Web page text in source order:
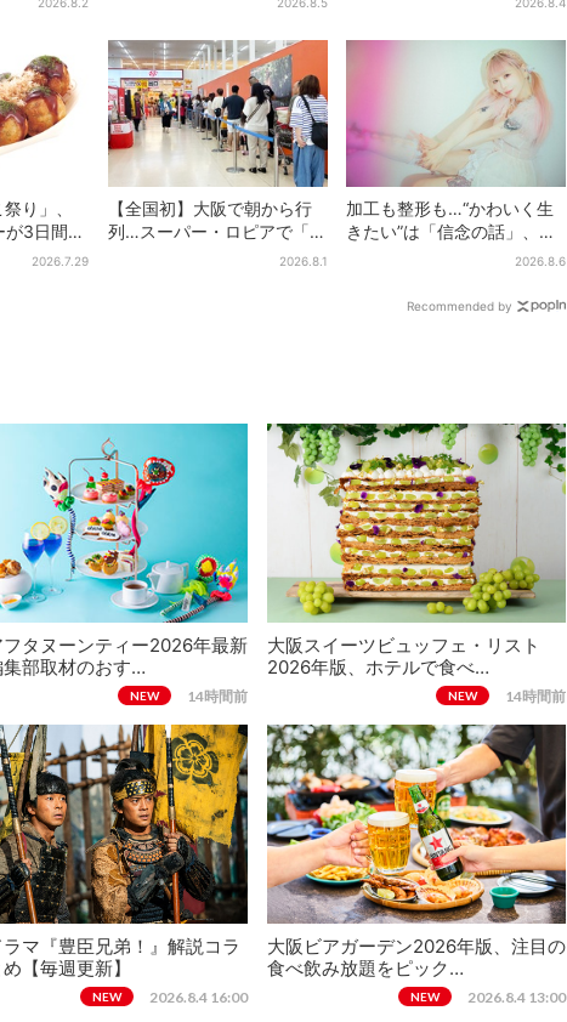
り」、
が3日間だ
2026.7.29
【全国初】大阪で朝から行
列…スーパー・ロピアで「ど
デカ抽選会」、開始30分2026.8.1
加工も整形も…“かわいく生
きたい”は「信念の話」、大
森靖子が新作に込めた思い
2026.8.6
Recommended by
フタヌーンティー2026年最新
集部取材のおす…
NEW 14時間前
大阪スイーツビュッフェ・リスト
2026年版、ホテルで食べ…
NEW 14時間前
マ『豊臣兄弟！』解説コラ
【毎週更新】
NEW 2026.8.4 16:00
大阪ビアガーデン2026年版、注目の
食べ飲み放題をピック…
NEW 2026.8.4 13:00